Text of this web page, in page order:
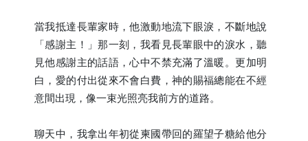
當我抵達長輩家時，他激動地流下眼淚，不斷地說
「感謝主！」那一刻，我看見長輩眼中的淚水，聽
見他感謝主的話語，心中不禁充滿了溫暖。更加明
白，愛的付出從來不會白費，神的賜福總能在不經
意間出現，像一束光照亮我前方的道路。
聊天中，我拿出年初從柬國帶回的羅望子糖給他分